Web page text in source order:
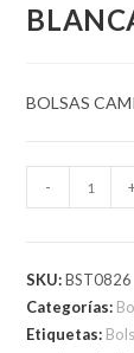
BOLSAS
CAMISETAS
BLANCA
COMUN
-
SKU:BST0826
Categorías:
Etiquetas: